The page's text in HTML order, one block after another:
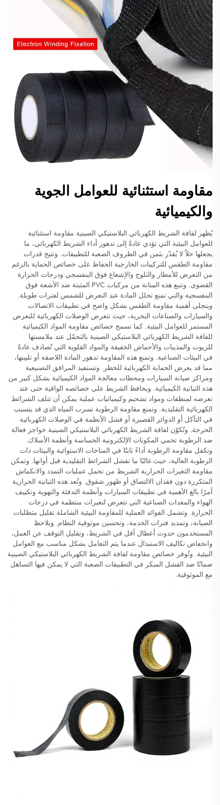
مقاومة استثنائية للعوامل الجوية
والكيميائية
يُظهر لفافة الشريط الكهربائي البلاستيكي الصينية مقاومة استثنائية
للعوامل البيئية التي تؤدي عادةً إلى تدهور أداء الشريط الكهربائي، ما
يجعلها حلاً لا يُقدّر بثمن في الظروف الصعبة للتطبيقات. وتتيح قدرات
مقاومة الطقس للتركيبات الخارجية الحفاظ على خصائص الحماية بالرغم
من التعرض للأمطار والثلوج والإشعاع فوق البنفسجي ودرجات الحرارة
القصوى. وتنبع هذه المتانة من مركبات PVC المثبتة ضد الأشعة فوق
البنفسجية والتي تمنع تحلل المادة عند التعرض للشمس لفترات طويلة.
ويتجلى أهمية مقاومة الطقس بشكل واضح في تطبيقات الاتصالات
والسيارات والصناعات البحرية، حيث تتعرض الوصلات الكهربائية للتعرض
المستمر للعوامل البيئية. كما تسمح خصائص مقاومة المواد الكيميائية
للفافة الشريط الكهربائي البلاستيكي الصينية بالتحمّل عند ملامستها
للزيوت والمذيبات والأحماض الخفيفة والمواد القلوية التي تُصادف عادةً
في البيئات الصناعية. وتمنع هذه المقاومة تدهور المادة اللاصقة أو تليينها،
مما قد يعرض الحماية الكهربائية للخطر. وتستفيد المرافق التصنيعية
ومراكز صيانة السيارات ومحطات معالجة المواد الكيميائية بشكل كبير من
هذه الثباتية الكيميائية. ويحافظ الشريط على خصائصه الواقية حتى عند
تعرضه لمنظفات ومواد تشحيم وكيميائيات عملية يمكن أن تتلف الشرائط
الكهربائية التقليدية. وتمنع مقاومة الرطوبة تسرب المياه الذي قد يتسبب
في التآكل أو الدوائر القصيرة أو فشل الأنظمة في الوصلات الكهربائية
الحرجة. وتُكوّن لفافة الشريط الكهربائي البلاستيكي الصينية حواجز فعالة
ضد الرطوبة تحمي المكونات الإلكترونية الحساسة وأنظمة الأسلاك.
وتكفل مقاومة الرطوبة أداءً ثابتًا في المناخات الاستوائية والبيئات ذات
الرطوبة العالية، حيث غالبًا ما تفشل الشرائط التقليدية قبل أوانها. وتمكن
مقاومة التغيرات الحرارية الشريط من تحمل عمليات التمدد والانكماش
المتكررة دون فقدان الالتصاق أو ظهور شقوق. وتُعد هذه الثباتية الحرارية
أمرًا بالغ الأهمية في تطبيقات السيارات وأنظمة التدفئة والتهوية وتكييف
الهواء والمعدات الصناعية التي تتعرض لتغيرات منتظمة في درجات
الحرارة. وتشمل الفوائد العملية للمقاومة البيئية الشاملة تقليل متطلبات
الصيانة، وتمديد فترات الخدمة، وتحسين موثوقية النظام. ويلاحظ
المستخدمون حدوث أعطال أقل في الشريط، وتقليل التوقف عن العمل،
وانخفاض تكاليف الاستبدال عندما يتم التعامل بشكل مناسب مع العوامل
البيئية. وتُوفر خصائص مقاومة لفافة الشريط الكهربائي البلاستيكي الصينية
ضمانًا ضد الفشل المبكر في التطبيقات الصعبة التي لا يمكن فيها التساهل
مع الموثوقية.